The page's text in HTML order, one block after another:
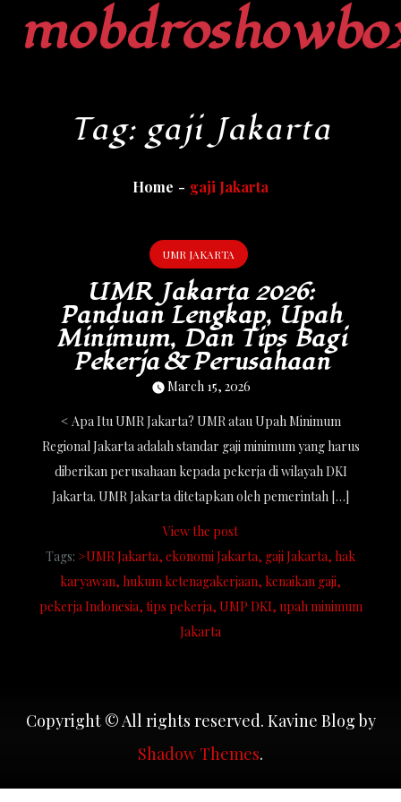
Tag: gaji Jakarta
Home gaji Jakarta
UMR JAKARTA
UMR Jakarta 2026:
Panduan Lengkap, Upah
Minimum, Dan Tips Bagi
Pekerja & Perusahaan
March 15, 2026
< Apa Itu UMR Jakarta? UMR atau Upah Minimum
Regional Jakarta adalah standar gaji minimum yang harus
diberikan perusahaan kepada pekerja di wilayah DKI
Jakarta. UMR Jakarta ditetapkan oleh pemerintah […]
View the post
Tags: >UMR Jakarta ekonomi Jakarta gaji Jakarta hak
karyawan hukum ketenagakerjaan kenaikan gaji
pekerja Indonesia tips pekerja UMP DKI upah minimum
Jakarta
Copyright © All rights reserved. Kavine Blog by
Shadow Themes.